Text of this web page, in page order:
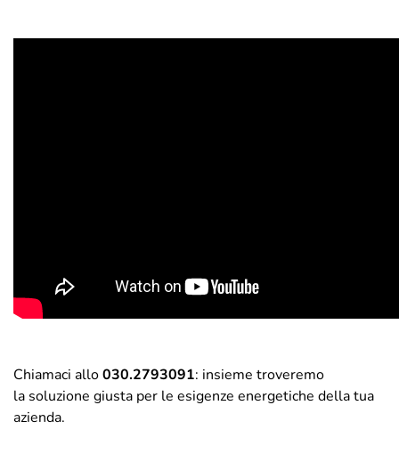
Chiamaci allo030.2793091: insieme troveremo
la soluzione giusta per le esigenze energetiche della tua
azienda.